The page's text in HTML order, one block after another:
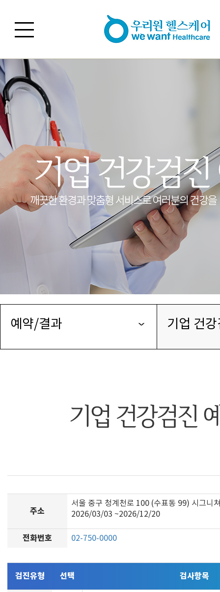
예약/결과 기업 건
주소
서울 중구 청계천로 100 (수표동 99) 시그니
2026/03/03 ~2026/12/20
전화번호 02-750-0000
검진유형 선택 검사항목